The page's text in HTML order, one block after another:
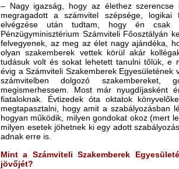
– Nagy igazság, hogy az élethez szerencse
megragadott a számvitel szépsége, logikai
elvégzése után tudtam, hogy én csak
Pénzügyminisztérium Számviteli Főosztályán
felvegyenek, az meg az élet nagy ajándéka,
olyan szakemberek vettek körül akár
tudásuk volt és sokat lehetett tanulni tőlük, e
évig a Számviteli Szakemberek
számvitelben dolgozó szakembereket,
megismerhessem. Most már nyugdíjasként
fiataloknak. Évtizedek óta oktatok
megtapasztalni, hogy amit a szabályozásban
hogyan működik, milyen gondokat okoz (mert
milyen esetek jöhetnek ki egy adott
adnak erre is.
Mint a Számviteli Szakemberek
jövőjét?